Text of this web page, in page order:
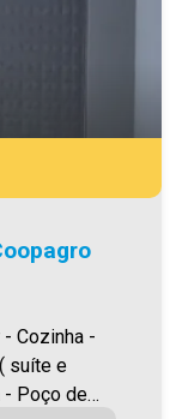
Cozinha -
suíte e
- Poço de